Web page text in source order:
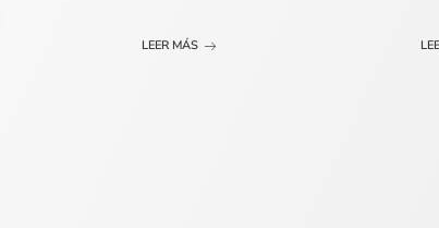
LEER MÁS